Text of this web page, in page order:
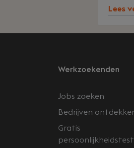
Lees
Werkzoekenden
Jobs zoeken
Bedrijven
Gratis
persoonlijkheidstest